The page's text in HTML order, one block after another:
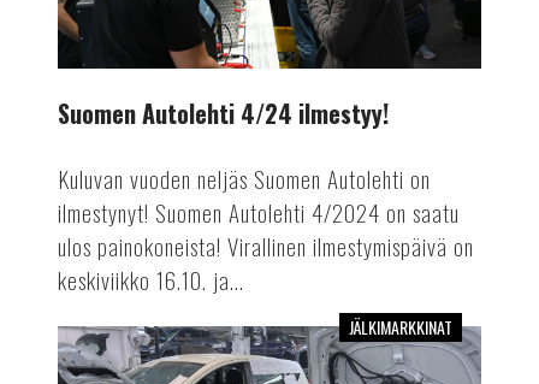
Suomen Autolehti 4/24 ilmestyy!
Kuluvan vuoden neljäs Suomen Autolehti on
ilmestynyt! Suomen Autolehti 4/2024 on saatu
ulos painokoneista! Virallinen ilmestymispäivä on
keskiviikko 16.10. ja...
Mekaanikosta
autoinsinööriksi
JÄLKIMARKKINAT